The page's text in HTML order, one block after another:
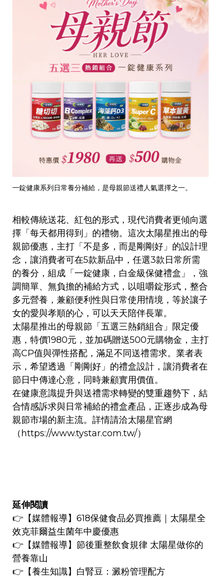
一錠健康系列日常養分補給，是母親節送禮人氣選擇之一。
相較傳統送花、紅包的形式，現代消費者更傾向選
擇「每天都用得到」的禮物。這次太陽星推出的母
親節優惠，主打「不是多，而是剛剛好」的設計理
念，讓消費者可在5款新品中，任選3款日常所需
的養分，組成「一錠健康，白金級保健禮盒」，強
調簡單、無負擔的補給方式，以咀嚼錠形式，整合
多元營養，兼顧便利性與日常使用情境，等於讓子
女的愛與孝順的心，可以天天陪伴長輩。
太陽星推出的母親節「五選三熱銷組合」限定優
惠，特價1980元，並加碼贈送500元購物金，主打
高CP值與彈性搭配，滿足不同送禮需求。業者表
示，希望透過「剛剛好」的禮盒設計，讓消費者在
節日中傳達心意，同時兼顧實用價值。
在健康意識提升與送禮需求轉變的雙重趨勢下，結
合情感訴求與日常補給的禮盒產品，正逐步成為母
親節市場的新主流。詳情請洽太陽星官網
（ https://www.tystar.com.tw/）
延伸閱讀
👉 【媒體報導】 618保健食品必買推薦｜太陽星全
效克菲爾益生菌年中慶優惠
👉 【媒體報導】 節後重整飲食規律 太陽星做你的
營養靠山
👉【養生知識】 白腎豆：澱粉管理配方